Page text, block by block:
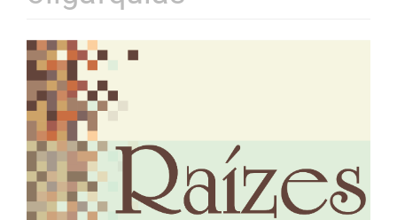
Barra
lateral
de
artigos